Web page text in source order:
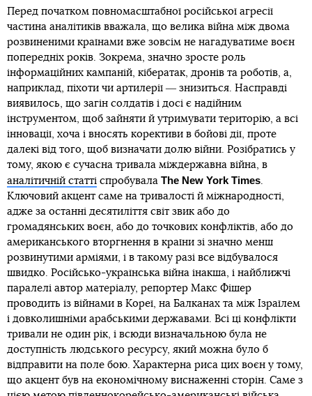
Перед початком повномасштабної російської агресії
частина аналітиків вважала, що велика війна між двома
розвиненими країнами вже зовсім не нагадуватиме воєн
попередніх років. Зокрема, значно зросте роль
інформаційних кампаній, кібератак, дронів та роботів, а,
наприклад, піхоти чи артилерії ― знизиться. Насправді
виявилось, що загін солдатів і досі є надійним
інструментом, щоб зайняти й утримувати територію, а всі
інновації, хоча і вносять корективи в бойові дії, проте
далекі від того, щоб визначати долю війни. Розібратись у
тому, якою є сучасна тривала міждержавна війна, в
аналітичній статті спробувала The New York Times.
Ключовий акцент саме на тривалості й міжнародності,
адже за останні десятиліття світ звик або до
громадянських воєн, або до точкових конфліктів, або до
американського вторгнення в країни зі значно менш
розвинутими арміями, і в такому разі все відбувалося
швидко. Російсько-українська війна інакша, і найближчі
паралелі автор матеріалу, репортер Макс Фішер
проводить із війнами в Кореї, на Балканах та між Ізраїлем
і довколишніми арабськими державами. Всі ці конфлікти
тривали не один рік, і всюди визначальною була не
доступність людського ресурсу, який можна було б
відправити на поле бою. Характерна риса цих воєн у тому,
що акцент був на економічному виснаженні сторін. Саме з